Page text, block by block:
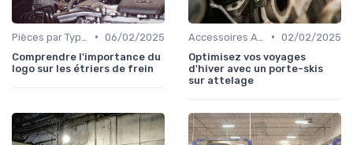
• 06/02/2025
Comprendre l'importance du
logo sur les étriers de frein
• 02/02/2025
Optimisez vos voyages
d'hiver avec un porte-skis
sur attelage